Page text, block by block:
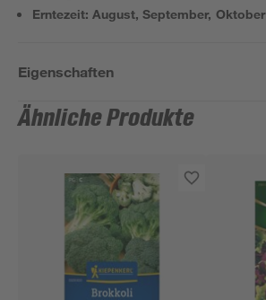
Erntezeit: August, September, Oktober
Eigenschaften
Ähnliche Produkte